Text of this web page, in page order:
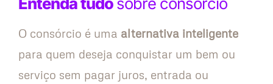
O consórcio é uma alternativa inteligente
para quem deseja conquistar um bem ou
serviço sem pagar juros, entrada ou